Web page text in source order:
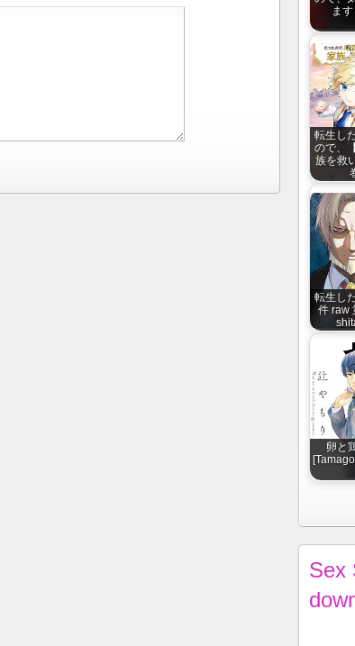
ま
転生し
ので、
族を救
転生し
件 raw
卵と
Sex